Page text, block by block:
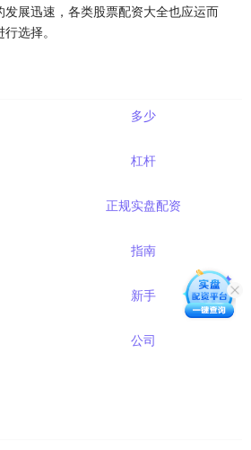
展迅速，各类股票配资大全也应运而
选择。
多少
杠杆
正规实盘配资
指南
新手
公司